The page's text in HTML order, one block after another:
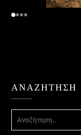
ΑΝΑΖΉΤΗΣΗ
ΓΙΑ: